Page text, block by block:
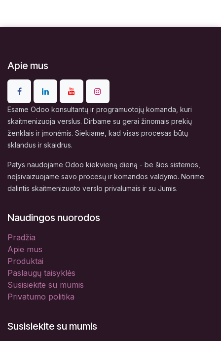
Apie mus
Esame Odoo konsultantų ir programuotojų komanda, kuri
skaitmenizuoja verslus. Dirbame su gerai žinomais prekių
ženklais ir įmonėmis. Siekiame, kad visas procesas būtų
sklandus ir skaidrus.
Patys naudojame Odoo kiekvieną dieną - be šios sistemos,
neįsivaizuojame savo procesų ir komandos valdymo. Norime
dalintis skaitmenizuoto verslo privalumais ir su Jumis.
Naudingos nuorodos
Pradžia
Apie mus
Produktai
Paslaugų taisyklės
Susisiekite su mumis
Privatumo politika
Susisiekite su mumis